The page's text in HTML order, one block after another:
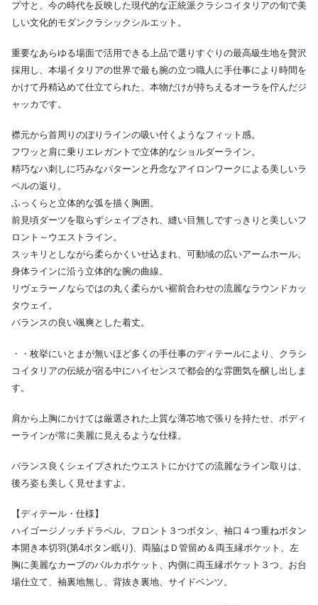
プ寸と、今の時代を反映した現代的な正統派クラシコイタリアの旬で美
しい文化的モダンクラシックシルエット。
重要なあらゆる場面で活用できる上品で選りすぐりの最高級生地を贅沢
採用し、本場イタリアの世界で最も腕の立つ職人に手仕事により時間を
かけて丹精込めて仕立てられた、本物だけが持ちえるオーラを佇んだジ
ャッカです。
襟元から首周りのぼりラインの吸い付くようなフィット感。
フワッと肩に乗りエレガントで立体的なショルダーライン。
精巧なハ刺しに巧みなパターンと丹念なアイロンワークによる美しいラ
ペルの返り。
ふっくらと立体的な弧を描く胸囲。
前見頃ダーツを取らずシェイプされ、縫い目無しですっきりと美しいフ
ロント～ウエストライン。
スッキリとしながら柔らかくいせ込まれ、可動域の広いアームホール。
身体ラインに沿う立体的な腕の曲線。
リヴェラーノならではの丸く柔らかい裾前合わせの流麗なラウンドカッ
タウェイ。
バランスの良い颯爽とした着丈。
・・枚挙にいとまが無いほど多くの手仕事のディテールにより、クラシ
コイタリアの伝統が宿る中にハイセンスで都会的な雰囲気を醸し出しま
す。
肩から上胸にかけては厳選された上質な薄芯地で張りを持たせ、ボディ
ーラインが常に美麗に見えるような仕様。
バランス良くシェイプされたウエストにかけての流麗なライン取りは、
後ろ姿も美しく見せますよ。
【ディテール・仕様】
ハイゴージノッチドラペル、フロント３つボタン、袖口４つ重ねボタン
本開き本切羽(第4ボタン眠り)、両脇はＤ管留め＆両玉縁ポケット、左
胸に美麗なカーブのバルカポケット、内側に両玉縁ポケット３つ、お台
場仕立て、袖裏地無し、背抜き裏地、サイドベンツ。